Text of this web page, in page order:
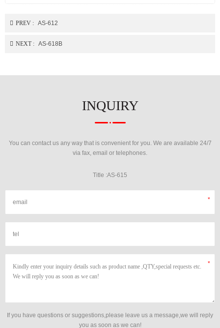
PREV : AS-612
NEXT : AS-618B
INQUIRY
You can contact us any way that is convenient for you. We are available 24/7
via fax, email or telephones.
Title :AS-615
If you have questions or suggestions,please leave us a message,we will reply
you as soon as we can!